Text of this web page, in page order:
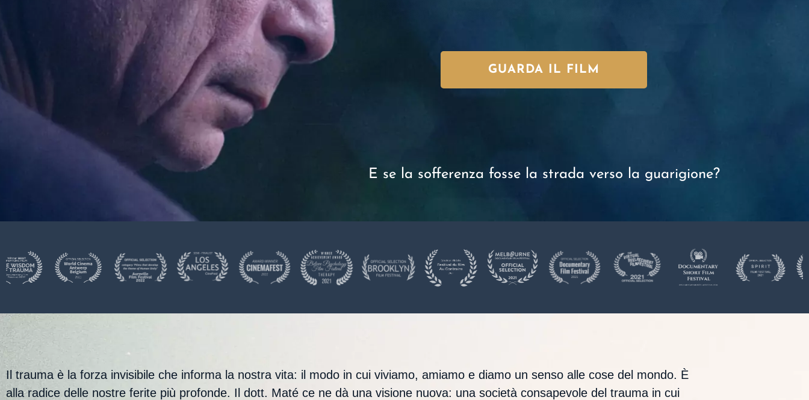
GUARDA IL FILM
E se la sofferenza fosse la strada verso la guarigione?
Il trauma è la forza invisibile che informa la nostra vita: il modo in cui viviamo, amiamo e diamo un senso alle cose del mondo. È
alla radice delle nostre ferite più profonde. Il dott. Maté ce ne dà una visione nuova: una società consapevole del trauma in cui